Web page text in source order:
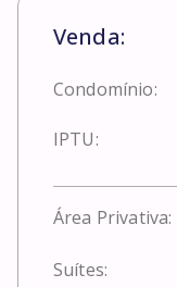
Venda:
Condomínio:
IPTU:
Área Privativa:
Suítes: